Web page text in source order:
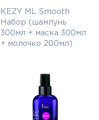
KEZY ML Smooth
Набор (шампунь
300мл + маска 300мл
+ молочко 200мл)